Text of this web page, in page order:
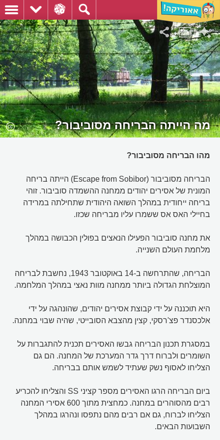
מה הייתה הבריחה מסוביבור?
מהו הבריחה מסוביבור?
הבריחה מסוביבור (Escape from Sobibor) הייתה בריחה
המונית של אסירים יהודים ממחנה ההשמדה סוביבור. זוהי
בריחה ייחודית במהלך השואה היהודית שתחילתה במרידה
בחיילי האס אס ששמרו עליו מבריחה שכזו.
את מחנה סוביבור הפעילו הנאצים בפולין הכבושה במהלך
מלחמת העולם השנייה.
הבריחה, שהתרחשה ב-14 באוקטובר 1943, נחשבת לבריחה
המוצלחת הגדולה ביותר ממחנה מוות נאצי במהלך המלחמה.
היא תוכננה על ידי קבוצת אסירים יהודים, שהונהגה על ידי
אלכסנדר פצ'רסקי, קצין מהצבא הסובייטי, שהיה שבוי במחנה.
במסגרת תכנון הבריחה גבשו האסירים תכנית להתגברות על
השומרים ולברוח דרך גדר המערכת של המחנה. הם גם
הצליחו לאסוף נשק שעתיד לשמש אותם בבריחה.
ביום הבריחה הרגו האסירים מספר קציני SS והצליחו להכריע
רבים מהסוהרים במחנה. כמחצית מתוך 600 אסירי המחנה
הצליחו לברוח, גם אם רבים מהם נתפסו ונהרגו במהלך
השבועות הבאים.